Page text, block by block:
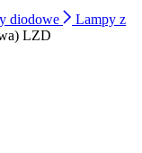
diodowe
Lampy z
LZD